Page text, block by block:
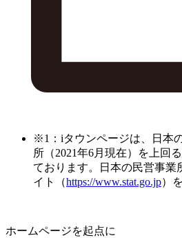
※1：iタウンページは、日本
所（2021年6月現在）を上回
ております。日本の民営事業
イト（https://www.stat.go.jp）
ホームページを起点に